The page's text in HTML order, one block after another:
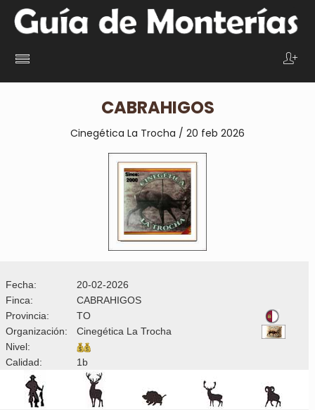
CABRAHIGOS
Cinegética La Trocha / 20 feb 2026
Fecha:
20-02-2026
Finca:
CABRAHIGOS
Provincia:
TO
Organización:
Cinegética La Trocha
Nivel:
Calidad:
1b